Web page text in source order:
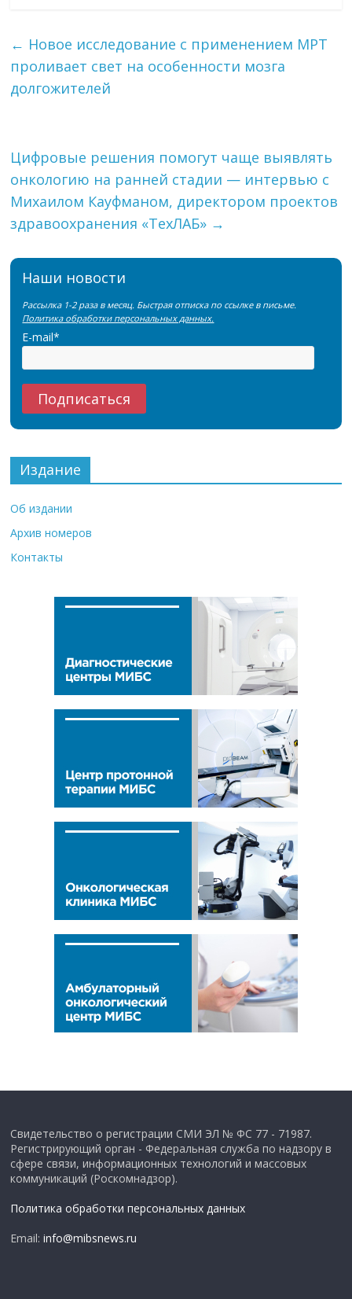
← Новое исследование с применением МРТ
проливает свет на особенности мозга
долгожителей
Цифровые решения помогут чаще выявлять
онкологию на ранней стадии — интервью с
Михаилом Кауфманом, директором проектов
здравоохранения «ТехЛАБ» →
Наши новости
Рассылка 1-2 раза в месяц. Быстрая отписка по ссылке в письме.
Политика обработки персональных данных.
E-mail*
Издание
Об издании
Архив номеров
Контакты
Свидетельство о регистрации СМИ ЭЛ № ФС 77 - 71987.
Регистрирующий орган - Федеральная служба по надзору в
сфере связи, информационных технологий и массовых
коммуникаций (Роскомнадзор).
Политика обработки персональных данных
Email:info@mibsnews.ru